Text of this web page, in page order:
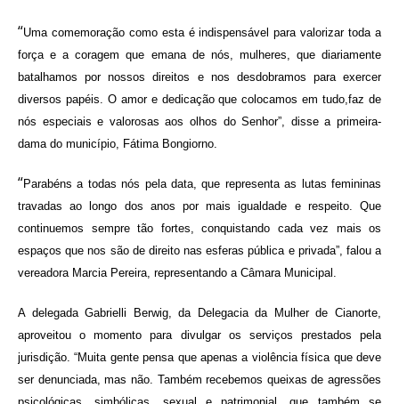
“Uma comemoração como esta é indispensável para valorizar toda a
força e a coragem que emana de nós, mulheres, que diariamente
batalhamos por nossos direitos e nos desdobramos para exercer
diversos papéis. O amor e dedicação que colocamos em tudo,faz de
nós especiais e valorosas aos olhos do Senhor”, disse a primeira-
dama do município, Fátima Bongiorno.
“Parabéns a todas nós pela data, que representa as lutas femininas
travadas ao longo dos anos por mais igualdade e respeito. Que
continuemos sempre tão fortes, conquistando cada vez mais os
espaços que nos são de direito nas esferas pública e privada”, falou a
vereadora Marcia Pereira, representando a Câmara Municipal.
A delegada Gabrielli Berwig, da Delegacia da Mulher de Cianorte,
aproveitou o momento para divulgar os serviços prestados pela
jurisdição. “Muita gente pensa que apenas a violência física que deve
ser denunciada, mas não. Também recebemos queixas de agressões